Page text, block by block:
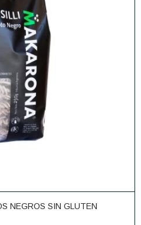
NEGROS SIN GLUTEN